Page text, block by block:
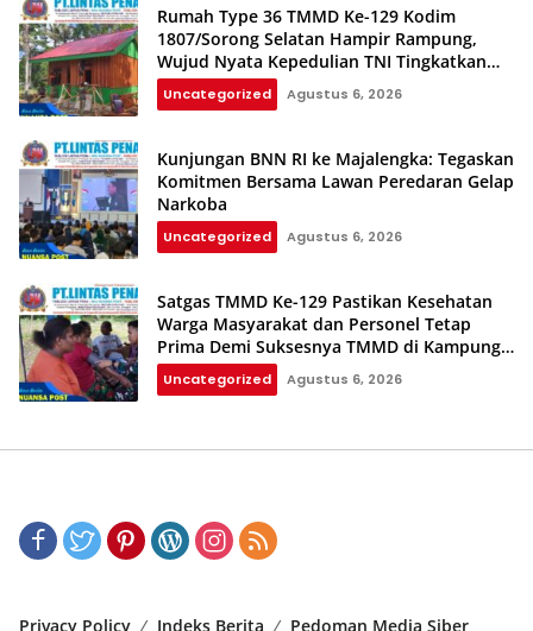
Rumah Type 36 TMMD Ke-129 Kodim
1807/Sorong Selatan Hampir Rampung,
Wujud Nyata Kepedulian TNI Tingkatkan
Kesejahteraan Warga
Uncategorized Agustus 6, 2026
Kunjungan BNN RI ke Majalengka: Tegaskan
Komitmen Bersama Lawan Peredaran Gelap
Narkoba
Uncategorized Agustus 6, 2026
Satgas TMMD Ke-129 Pastikan Kesehatan
Warga Masyarakat dan Personel Tetap
Prima Demi Suksesnya TMMD di Kampung
Sesor
Uncategorized Agustus 6, 2026
Privacy Policy Indeks Berita Pedoman Media Siber